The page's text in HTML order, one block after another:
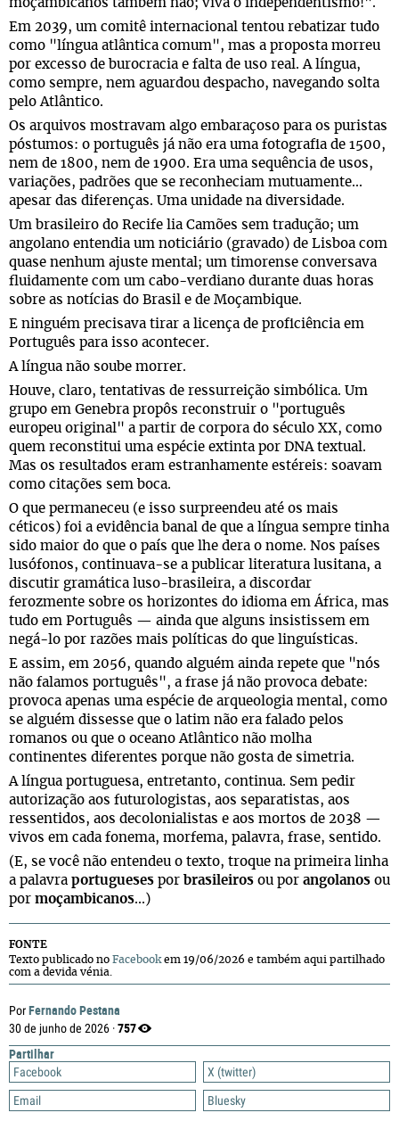
PorFernando Pestana
30 de junho de 2026 ·757
Partilhar
Facebook
X (twitter)
Email
Bluesky
moçambicanos também não; viva o independentismo!".
Em 2039, um comitê internacional tentou rebatizar tudo
como "língua atlântica comum", mas a proposta morreu
por excesso de burocracia e falta de uso real. A língua,
como sempre, nem aguardou despacho, navegando solta
pelo Atlântico.
Os arquivos mostravam algo embaraçoso para os puristas
póstumos: o português já não era uma fotografia de 1500,
nem de 1800, nem de 1900. Era uma sequência de usos,
variações, padrões que se reconheciam mutuamente...
apesar das diferenças. Uma unidade na diversidade.
Um brasileiro do Recife lia Camões sem tradução; um
angolano entendia um noticiário (gravado) de Lisboa com
quase nenhum ajuste mental; um timorense conversava
fluidamente com um cabo-verdiano durante duas horas
sobre as notícias do Brasil e de Moçambique.
E ninguém precisava tirar a licença de proficiência em
Português para isso acontecer.
A língua não soube morrer.
Houve, claro, tentativas de ressurreição simbólica. Um
grupo em Genebra propôs reconstruir o "português
europeu original" a partir de corpora do século XX, como
quem reconstitui uma espécie extinta por DNA textual.
Mas os resultados eram estranhamente estéreis: soavam
como citações sem boca.
O que permaneceu (e isso surpreendeu até os mais
céticos) foi a evidência banal de que a língua sempre tinha
sido maior do que o país que lhe dera o nome. Nos países
lusófonos, continuava-se a publicar literatura lusitana, a
discutir gramática luso-brasileira, a discordar
ferozmente sobre os horizontes do idioma em África, mas
tudo em Português — ainda que alguns insistissem em
negá-lo por razões mais políticas do que linguísticas.
E assim, em 2056, quando alguém ainda repete que "nós
não falamos português", a frase já não provoca debate:
provoca apenas uma espécie de arqueologia mental, como
se alguém dissesse que o latim não era falado pelos
romanos ou que o oceano Atlântico não molha
continentes diferentes porque não gosta de simetria.
A língua portuguesa, entretanto, continua. Sem pedir
autorização aos futurologistas, aos separatistas, aos
ressentidos, aos decolonialistas e aos mortos de 2038 —
vivos em cada fonema, morfema, palavra, frase, sentido.
(E, se você não entendeu o texto, troque na primeira linha
a palavra portugueses por brasileiros ou por angolanos ou
por moçambicanos...)
FONTE
Texto publicado no Facebookem 19/06/2026 e também aqui partilhado
com a devida vénia.